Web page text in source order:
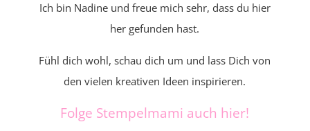
Ich bin Nadine und freue mich sehr, dass du hier
her gefunden hast.
Fühl dich wohl, schau dich um und lass Dich von
den vielen kreativen Ideen inspirieren.
Folge Stempelmami auch hier!